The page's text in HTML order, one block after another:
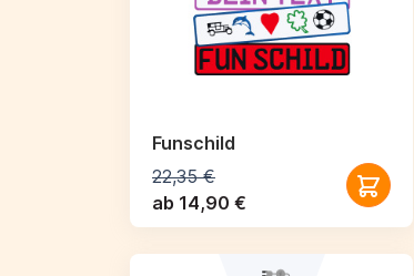
Funschild
22,35 €
ab 14,90 €